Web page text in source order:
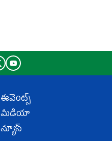
ఈవెంట్స్
మీడియా
న్యూస్